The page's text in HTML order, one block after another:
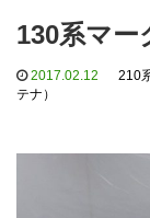
130系マー
2017.02.12
210
テナ）